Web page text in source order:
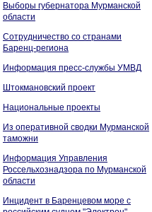
Выборы губернатора Мурманской
области
Сотрудничество со странами
Баренц-региона
Информация пресс-службы УМВД
Штокмановский проект
Национальные проекты
Из оперативной сводки Мурманской
таможни
Информация Управления
Россельхознадзора по Мурманской
области
Инцидент в Баренцевом море с